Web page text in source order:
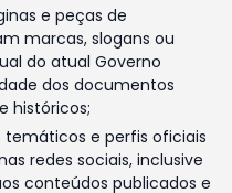
e peças de
marcas, slogans ou
do atual Governo
dos documentos
históricos;
temáticos e perfis oficiais
redes sociais, inclusive
conteúdos publicados e